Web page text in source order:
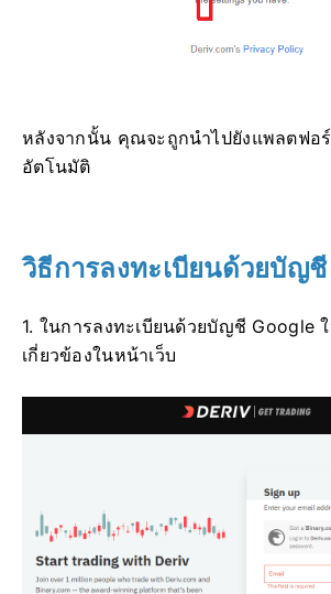
หลังจากนั้น คุณจะถูกนำไปยังแพลตฟอ
อัตโนมัติ
วิธีการลงทะเบียนด้วยบัญ
1. ในการลงทะเบียนด้วยบัญชี Google
เกี่ยวข้องในหน้าเว็บ